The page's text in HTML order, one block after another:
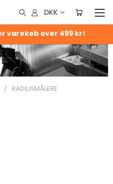
varekøb over 499 kr!
DKK
RADIUSMÅLERE